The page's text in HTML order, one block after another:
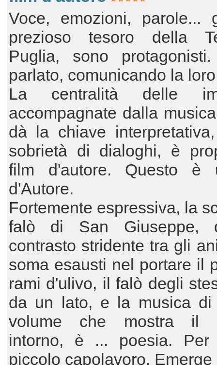
Voce, emozioni, parole...
prezioso tesoro della
Puglia, sono
parlato, comunicando la
La centralità delle
accompagnate dalla
dà la chiave
sobrietà di dialoghi, è
film d'autore. Questo è
d'Autore.
Fortemente espressiva, la
falò di San Giuseppe,
contrasto stridente tra gli
soma esausti nel portare il
rami d'ulivo, il falò degli
da un lato, e la musica di
volume che mostra il
intorno, è ... poesia.
piccolo capolavoro. Emerge